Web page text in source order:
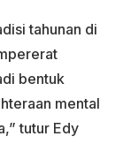
tahunan di
bentuk
mental
tutur Edy